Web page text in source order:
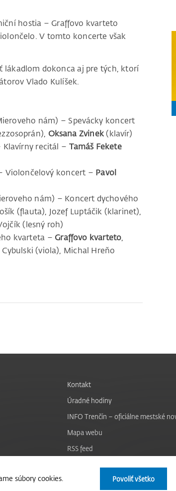
hostia – Graffovo kvarteto
V tomto koncerte však
lákadlom dokonca aj pre tých, ktorí
Vlado Kulíšek.
nám) – Spevácky koncert
Oksana Zvinek(klavír)
Klavírny recitál – Tamáš Fekete
Violončelový koncert – Pavol
nám) – Koncert dychového
(flauta), Jozef Luptáčik (klarinet),
(lesný roh)
kvarteta – Graffovo kvarteto,
(viola), Michal Hreňo
súbory cookies. Povoliť všetko
Kontakt
Úradné hodiny
INFO Trenčín – oficiálne mestské
Mapa webu
RSS feed